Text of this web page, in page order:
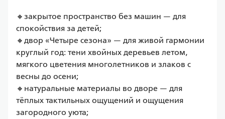
🔸закрытое пространство без машин — для
спокойствия за детей;
🔸двор «Четыре сезона» — для живой гармонии
круглый год: тени хвойных деревьев летом,
мягкого цветения многолетников и злаков с
весны до осени;
🔸натуральные материалы во дворе — для
тёплых тактильных ощущений и ощущения
загородного уюта;